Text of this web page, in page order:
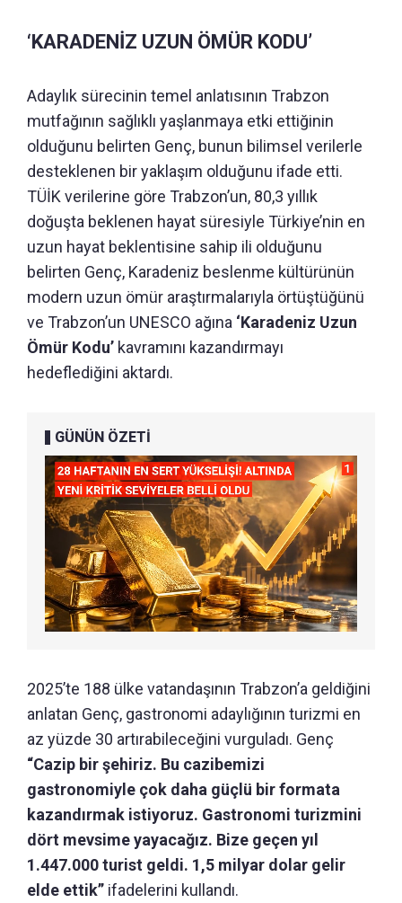
‘KARADENİZ UZUN ÖMÜR KODU’
Adaylık sürecinin temel anlatısının Trabzon
mutfağının sağlıklı yaşlanmaya etki ettiğinin
olduğunu belirten Genç, bunun bilimsel verilerle
desteklenen bir yaklaşım olduğunu ifade etti.
TÜİK verilerine göre Trabzon’un, 80,3 yıllık
doğuşta beklenen hayat süresiyle Türkiye’nin en
uzun hayat beklentisine sahip ili olduğunu
belirten Genç, Karadeniz beslenme kültürünün
modern uzun ömür araştırmalarıyla örtüştüğünü
ve Trabzon’un UNESCO ağına ‘Karadeniz Uzun
Ömür Kodu’ kavramını kazandırmayı
hedeflediğini aktardı.
GÜNÜN ÖZETİ
2025’te 188 ülke vatandaşının Trabzon’a geldiğini
anlatan Genç, gastronomi adaylığının turizmi en
az yüzde 30 artırabileceğini vurguladı. Genç
“Cazip bir şehiriz. Bu cazibemizi
gastronomiyle çok daha güçlü bir formata
kazandırmak istiyoruz. Gastronomi turizmini
dört mevsime yayacağız. Bize geçen yıl
1.447.000 turist geldi. 1,5 milyar dolar gelir
elde ettik” ifadelerini kullandı.